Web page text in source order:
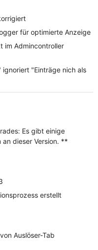
für optimierte Anzeige
im Admincontroller
"Einträge nich als
Es gibt einige
dieser Version. **
erstellt
Auslöser-Tab